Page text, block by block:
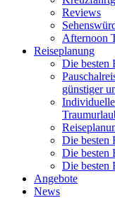
Reviews
Afternoon
Reiseplanung
Die besten
günstiger
Die besten
Die besten
Die besten
Angebote
News